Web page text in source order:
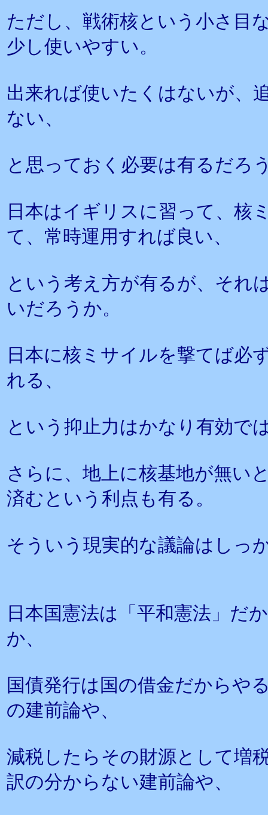
ただし、戦術核という小さ目
少し使いやすい。
出来れば使いたくはないが、
ない、
と思っておく必要は有るだろ
日本はイギリスに習って、核
て、常時運用すれば良い、
という考え方が有るが、それ
いだろうか。
日本に核ミサイルを撃てば必
れる、
という抑止力はかなり有効で
さらに、地上に核基地が無い
済むという利点も有る。
そういう現実的な議論はしっ
日本国憲法は「平和憲法」だ
か、
国債発行は国の借金だからや
の建前論や、
減税したらその財源として増
訳の分からない建前論や、